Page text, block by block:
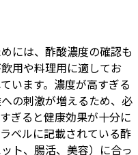
には、酢酸濃度の確認も
用や料理用に適してお
います。濃度が高すぎる
の刺激が増えるため、必
ぎると健康効果が十分に
ベルに記載されている酢
ト、腸活、美容）に合っ